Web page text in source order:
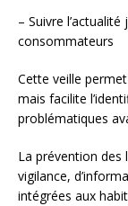
– Suivre
consommateurs
Cette veille
mais facilite
problématiques
La prévention des
vigilance,
intégrées aux